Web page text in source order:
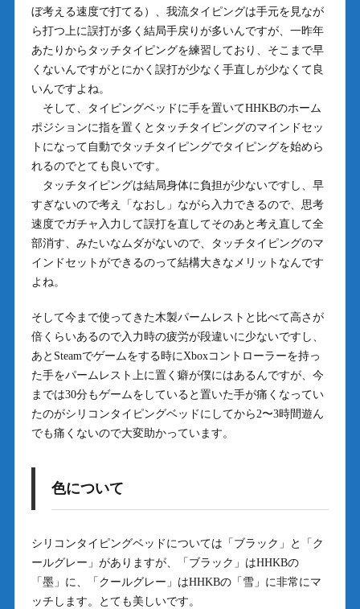
ぼ考える速度で打てる）、我流タイピングは手元を見なが
ら打つ上に誤打が多く結局手戻りが多いんですが、一昨年
あたりからタッチタイピングを練習しており、そこまで早
くないんですがとにかく誤打が少なく手直しが少なくて良
いんですよね。
そして、タイピングベッドに手を置いてHHKBのホーム
ポジションに指を置くとタッチタイピングのマインドセッ
トになって自動でタッチタイピングでタイピングを始めら
れるのでとても良いです。
タッチタイピングは結局身体に負担が少ないですし、早
すぎないので考え「なおし」ながら入力できるので、思考
速度でガチャ入力して誤打を直してそのあと考え直して全
部消す、みたいなムダがないので、タッチタイピングのマ
インドセットができるのって結構大きなメリットなんです
よね。
そして今まで使ってきた木製パームレストと比べて高さが
倍くらいあるので入力時の疲労が段違いに少ないですし、
あとSteamでゲームをする時にXboxコントローラーを持っ
た手をパームレスト上に置く癖が僕にはあるんですが、今
までは30分もゲームをしていると置いた手が痛くなってい
たのがシリコンタイピングベッドにしてから2〜3時間遊ん
でも痛くないので大変助かっています。
色について
シリコンタイピングベッドについては「ブラック」と「ク
ールグレー」がありますが、「ブラック」はHHKBの
「墨」に、「クールグレー」はHHKBの「雪」に非常にマ
ッチします。とても美しいです。